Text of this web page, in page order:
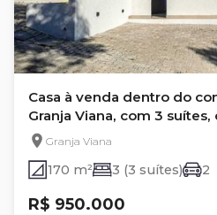
Casa à venda dentro do
Granja Viana, com 3
Residencial
Granja Viana
170 m² 3 (3 suítes) 2
R$ 950.000